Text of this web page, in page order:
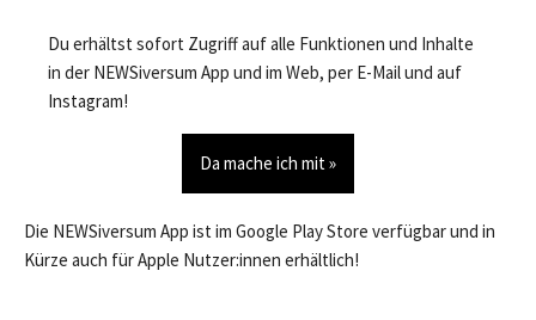
Du erhältst sofort Zugriff auf alle Funktionen und Inhalte
in der NEWSiversum App und im Web, per E-Mail und auf
Instagram!
Da mache ich mit »
Die NEWSiversum App ist im Google Play Store verfügbar und in
Kürze auch für Apple Nutzer:innen erhältlich!